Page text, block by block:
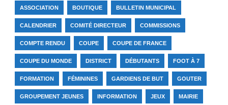
ASSOCIATION BOUTIQUE BULLETIN MUNICIPAL
CALENDRIER COMITÉ DIRECTEUR COMMISSIONS
COMPTE RENDU COUPE COUPE DE FRANCE
COUPE DU MONDE DISTRICT DÉBUTANTS FOOT À 7
FORMATION FÉMININES GARDIENS DE BUT GOUTER
GROUPEMENT JEUNES INFORMATION JEUX MAIRIE